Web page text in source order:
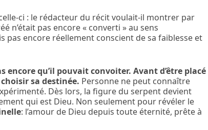
ci : le rédacteur du récit voulait-il montrer par
n’était pas encore « converti » au sens
pas encore réellement conscient de sa faiblesse et
qu’il pouvait convoiter. Avant d’être placé
sa destinée. Personne ne peut connaître
Dès lors, la figure du serpent devient
qui est Dieu. Non seulement pour révéler le
: l’amour de Dieu depuis toute éternité, prête à